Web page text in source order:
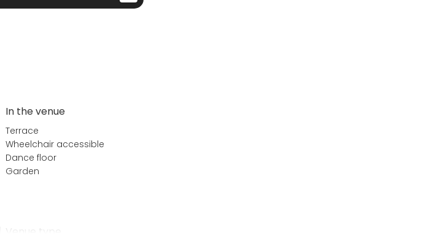
In the venue
Terrace
Wheelchair accessible
Dance floor
Garden
Venue type